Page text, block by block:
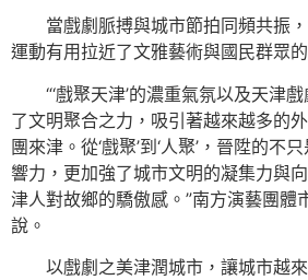
當戲劇脈搏與城市節拍同頻共振
運動有用拉近了文雅藝術與國民群眾的
“‘戲聚天津’的濃重氣氛以及天津
了文明聚合之力，吸引著越來越多的
團來津。從‘戲聚’到‘人聚’，晉陞的不
響力，更加強了城市文明的凝集力與
津人對故鄉的驕傲感。”南方演藝團體
說。
以戲劇之美津潤城市，讓城市越